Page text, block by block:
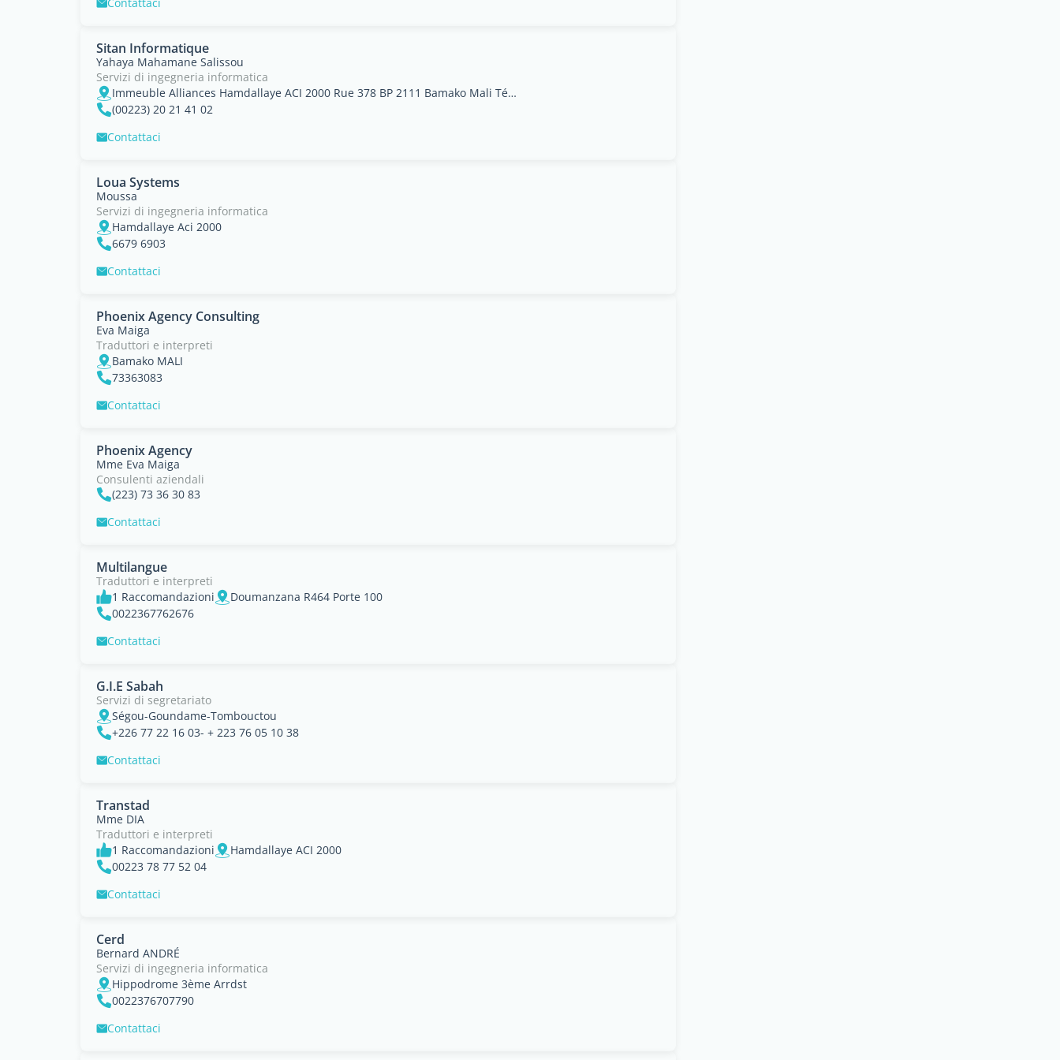
Sitan Informatique
Yahaya Mahamane Salissou
Servizi di ingegneria informatica
Immeuble Alliances Hamdallaye ACI 2000 Rue 378 BP 2111 Bamako Mali Tél : (00223) 20 21 41 02 Fax : (00223) 20 21 68 36
(00223) 20 21 41 02
Contattaci
Loua Systems
Moussa
Servizi di ingegneria informatica
Hamdallaye Aci 2000
6679 6903
Contattaci
Phoenix Agency Consulting
Eva Maiga
Traduttori e interpreti
Bamako MALI
73363083
Contattaci
Phoenix Agency
Mme Eva Maiga
Consulenti aziendali
(223) 73 36 30 83
Contattaci
Multilangue
Traduttori e interpreti
1 Raccomandazioni
Doumanzana R464 Porte 100
0022367762676
Contattaci
G.I.E Sabah
Servizi di segretariato
Ségou-Goundame-Tombouctou
+226 77 22 16 03- + 223 76 05 10 38
Contattaci
Transtad
Mme DIA
Traduttori e interpreti
1 Raccomandazioni
Hamdallaye ACI 2000
00223 78 77 52 04
Contattaci
Cerd
Bernard ANDRÉ
Servizi di ingegneria informatica
Hippodrome 3ème Arrdst
0022376707790
Contattaci